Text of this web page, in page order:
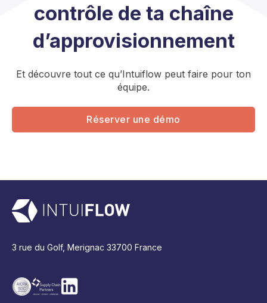
contrôle de ta chaîne
d’approvisionnement
Et découvre tout ce qu’Intuiflow peut faire pour ton
équipe.
Réserver une démo
3 rue du Golf, Merignac 33700 France